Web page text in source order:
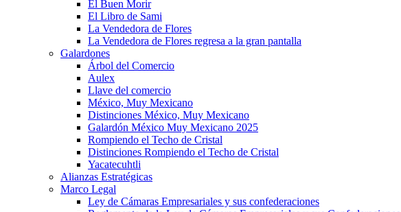
El Buen Morir
El Libro de Sami
La Vendedora de Flores
La Vendedora de Flores regresa a la gran pantalla
Galardones
Árbol del Comercio
Aulex
Llave del comercio
México, Muy Mexicano
Distinciones México, Muy Mexicano
Galardón México Muy Mexicano 2025
Rompiendo el Techo de Cristal
Distinciones Rompiendo el Techo de Cristal
Yacatecuhtli
Alianzas Estratégicas
Marco Legal
Ley de Cámaras Empresariales y sus confederaciones